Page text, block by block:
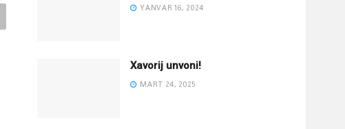
YANVAR 16, 2024
Xavorij unvoni!
MART 24, 2025